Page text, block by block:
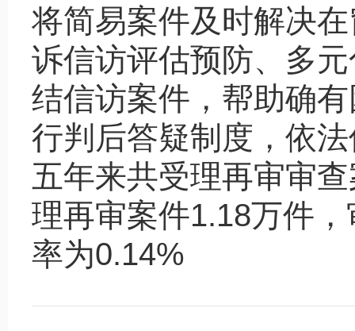
将简易案件及时解决
诉信访评估预防、多
结信访案件，帮助确
行判后答疑制度，依
五年来共受理再审审
理再审案件1.18万件，
率为0.14%